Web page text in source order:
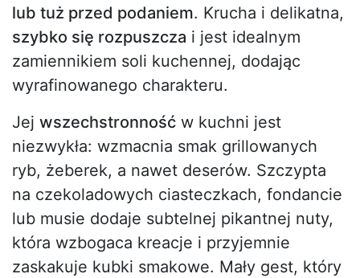
lub tuż przed podaniem. Krucha i delikatna,
szybko się rozpuszcza i jest idealnym
zamiennikiem soli kuchennej, dodając
wyrafinowanego charakteru.
Jej wszechstronność w kuchni jest
niezwykła: wzmacnia smak grillowanych
ryb, żeberek, a nawet deserów. Szczypta
na czekoladowych ciasteczkach, fondancie
lub musie dodaje subtelnej pikantnej nuty,
która wzbogaca kreacje i przyjemnie
zaskakuje kubki smakowe. Mały gest, który